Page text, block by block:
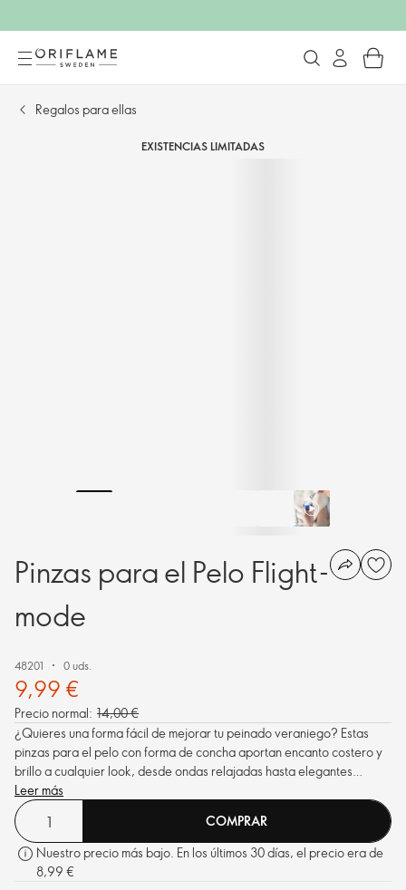
Regalos para ellas
EXISTENCIAS LIMITADAS
Pinzas para el Pelo Flight-
mode
48201 0 uds.
9,99 €
Precio normal: 14,00 €
¿Quieres una forma fácil de mejorar tu peinado veraniego? Estas
pinzas para el pelo con forma de concha aportan encanto costero y
brillo a cualquier look, desde ondas relajadas hasta elegantes
recogidos.
Leer más
COMPRAR
Nuestro precio más bajo. En los últimos 30 días, el precio era de
8,99 €